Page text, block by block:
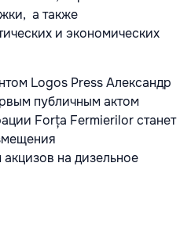
а также
и экономических
Logos Press Александр
публичным актом
Forța Fermierilor станет
на дизельное